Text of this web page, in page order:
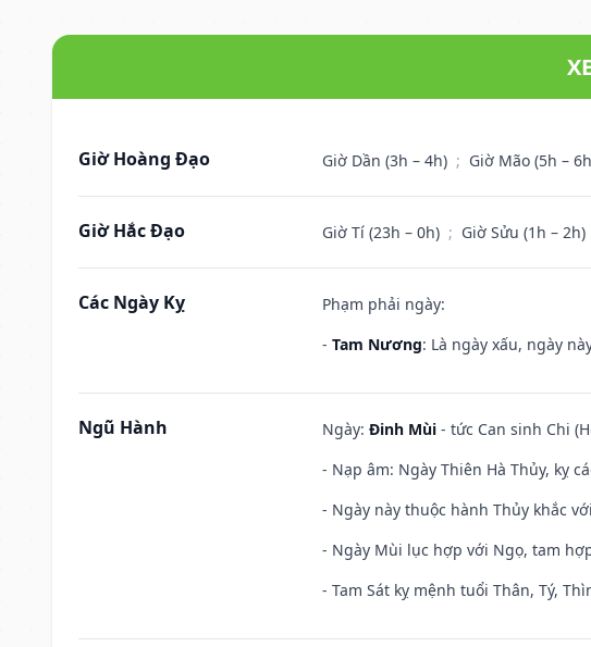
Giờ Hoàng Đạo Giờ Dần (3h – 4h) ; Giờ Mão (5h –
Giờ Hắc Đạo Giờ Tí (23h – 0h) ; Giờ Sửu (1h – 2h)
Các Ngày Kỵ
Phạm phải ngày:
- Tam Nương: Là ngày xấu, ngày
Ngũ Hành Ngày: Đinh Mùi - tức Can sinh Chi
- Nạp âm: Ngày Thiên Hà Thủy, kỵ
- Ngày này thuộc hành Thủy khắc
- Ngày Mùi lục hợp với Ngọ, tam
- Tam Sát kỵ mệnh tuổi Thân, Tý,